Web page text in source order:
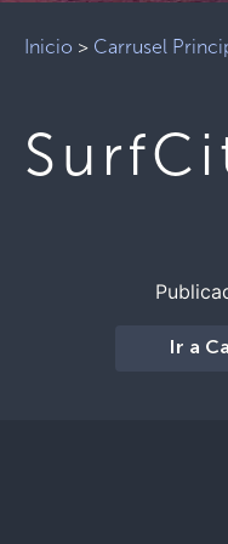
Inicio > Carrusel
Ir a